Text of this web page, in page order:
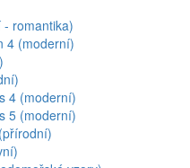
romantika)
4 (moderní)
4 (moderní)
5 (moderní)